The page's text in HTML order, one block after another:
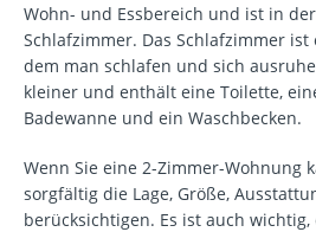
Wohn- und Essbereich und ist in
Schlafzimmer. Das Schlafzimmer
dem man schlafen und sich
kleiner und enthält eine Toilette,
Badewanne und ein Waschbecken.
Wenn Sie eine 2-Zimmer-Wohnung
sorgfältig die Lage, Größe,
berücksichtigen. Es ist auch